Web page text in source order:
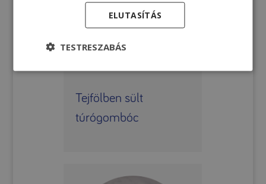
Tejfölben sült
túrógombóc
ELUTASÍTÁS
TESTRESZABÁS